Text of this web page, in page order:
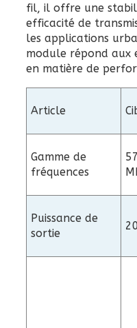
fil, il offre une
efficacité de
les applications
module répond aux
en matière de
Article
Gamme de
fréquences
Puissance de
sortie